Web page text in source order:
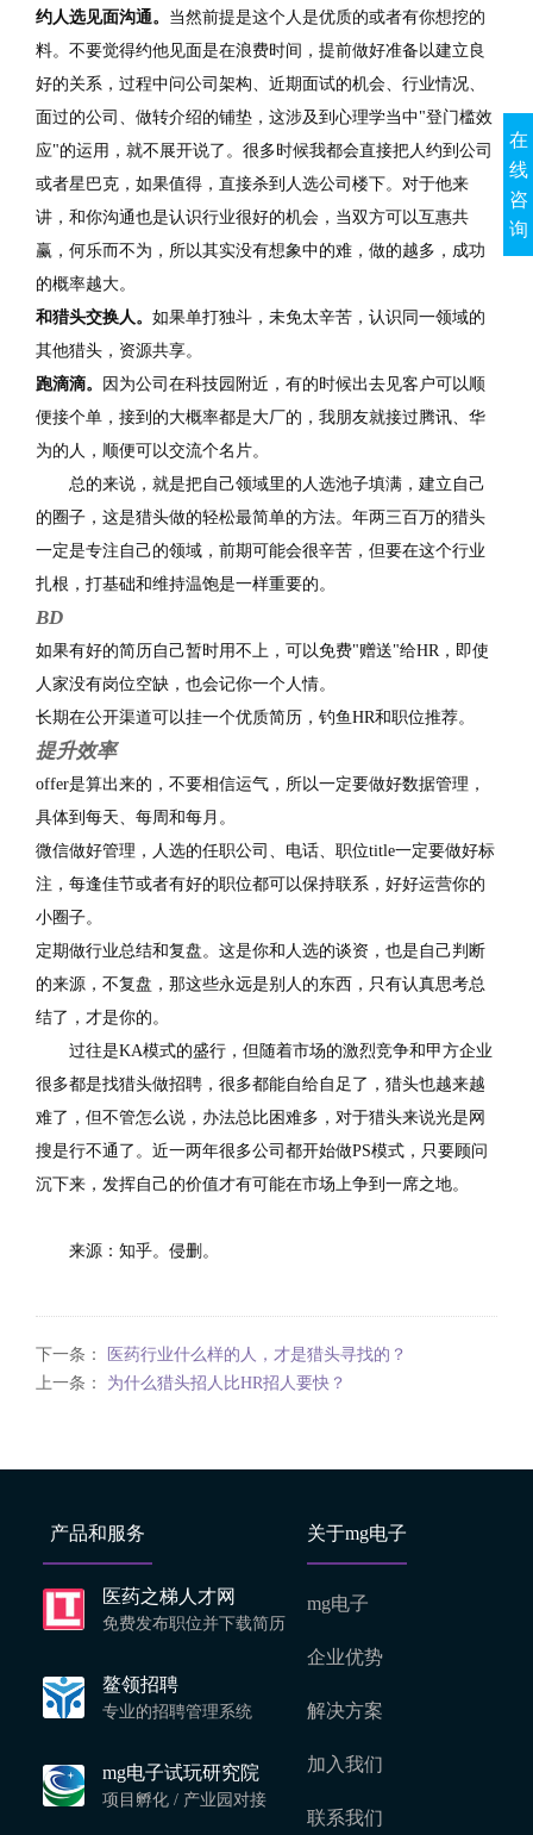
约人选见面沟通。 当然前提是这个人是优质的或者有你想挖的
料。不要觉得约他见面是在浪费时间，提前做好准备以建立良
好的关系，过程中问公司架构、近期面试的机会、行业情况、
面过的公司、做转介绍的铺垫，这涉及到心理学当中"登门槛效
应"的运用，就不展开说了。很多时候我都会直接把人约到公司
或者星巴克，如果值得，直接杀到人选公司楼下。对于他来
讲，和你沟通也是认识行业很好的机会，当双方可以互惠共
赢，何乐而不为，所以其实没有想象中的难，做的越多，成功
的概率越大。
和猎头交换人。 如果单打独斗，未免太辛苦，认识同一领域的
其他猎头，资源共享。
跑滴滴。
因为公司在科技园附近，有的时候出去见客户可以顺
便接个单，接到的大概率都是大厂的，我朋友就接过腾讯、华
为的人，顺便可以交流个名片。
总的来说，就是把自己领域里的人选池子填满，建立自己
的圈子，这是猎头做的轻松最简单的方法。年两三百万的猎头
一定是专注自己的领域，前期可能会很辛苦，但要在这个行业
扎根，打基础和维持温饱是一样重要的。
BD
如果有好的简历自己暂时用不上，可以免费"赠送"给HR，即使
人家没有岗位空缺，也会记你一个人情。
长期在公开渠道可以挂一个优质简历，钓鱼HR和职位推荐。
提升效率
offer是算出来的，不要相信运气，所以一定要做好数据管理，
具体到每天、每周和每月。
微信做好管理，人选的任职公司、电话、职位title一定要做好标
注，每逢佳节或者有好的职位都可以保持联系，好好运营你的
小圈子。
定期做行业总结和复盘。这是你和人选的谈资，也是自己判断
的来源，不复盘，那这些永远是别人的东西，只有认真思考总
结了，才是你的。
过往是KA模式的盛行，但随着市场的激烈竞争和甲方企业
很多都是找猎头做招聘，很多都能自给自足了，猎头也越来越
难了，但不管怎么说，办法总比困难多，对于猎头来说光是网
搜是行不通了。近一两年很多公司都开始做PS模式，只要顾问
沉下来，发挥自己的价值才有可能在市场上争到一席之地。
来源：知乎。侵删。
下一条：
医药行业什么样的人，才是猎头寻找的？
上一条： 为什么猎头招人比HR招人要快？
产品和服务
医药之梯人才网
免费发布职位并下载简历
鳌领招聘
专业的招聘管理系统
mg电子试玩研究院
项目孵化 / 产业园对接
关于mg电子
mg电子
企业优势
解决方案
加入我们
联系我们
在
线
咨
询